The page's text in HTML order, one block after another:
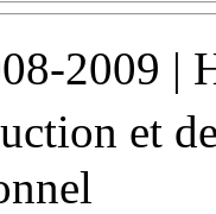
2009 |
et